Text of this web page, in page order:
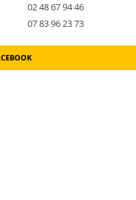
02 48 67 94 46
07 83 96 23 73